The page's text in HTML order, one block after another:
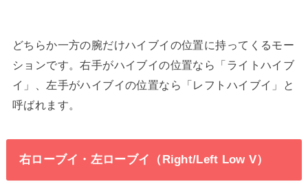
どちらか一方の腕だけハイブイの位置に持ってくるモー
ションです。右手がハイブイの位置なら「ライトハイブ
イ」、左手がハイブイの位置なら「レフトハイブイ」と
呼ばれます。
右ローブイ・左ローブイ（Right/Left Low V）